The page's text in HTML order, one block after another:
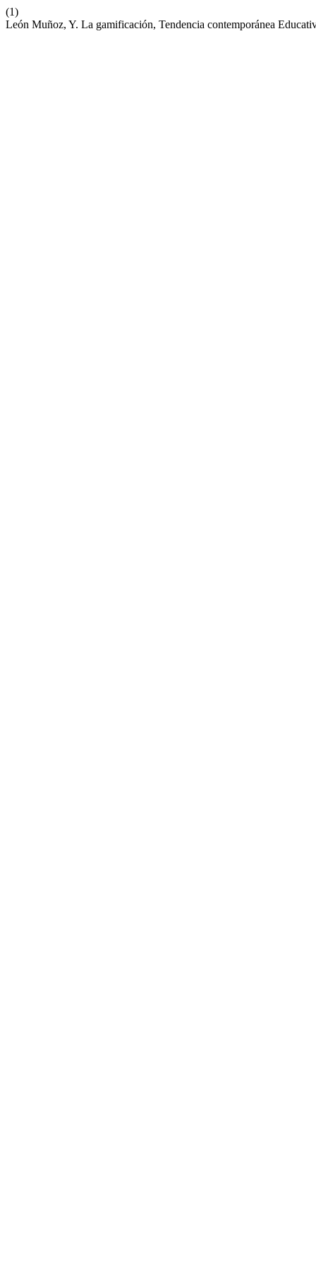
(1)
León Muñoz, Y. La gamificación, Tendencia contemporánea